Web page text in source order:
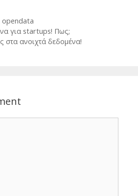
opendata
για startups! Πως;
στα ανοιχτά δεδομένα!